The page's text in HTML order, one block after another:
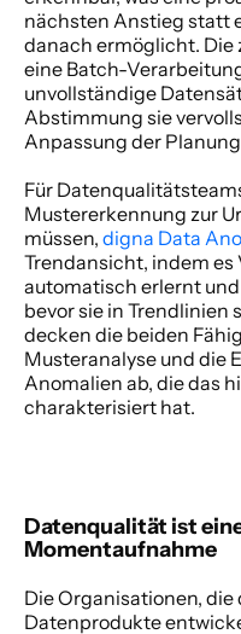
nächsten Anstieg statt
danach ermöglicht. Die
eine Batch-
unvollständige
Abstimmung sie
Anpassung der
Für
Mustererkennung zur
müssen, digna Data
Trendansicht, indem
automatisch erlernt
bevor sie in Trendlinien
decken die beiden
Musteranalyse und die
Anomalien ab, die das
charakterisiert hat.
Datenqualität ist
Momentaufnahme
Die Organisationen,
Datenprodukte